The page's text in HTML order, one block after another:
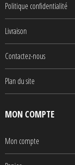
Politique confidentialité
Livraison
Contactez-nous
Plan du site
MON COMPTE
Mon compte